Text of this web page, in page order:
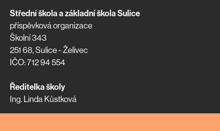
Střední škola a základní škola Sulice
příspěvková organizace
Školní 343
251 68, Sulice - Želivec
IČO: 712 94 554
Ředitelka školy
Ing. Linda Kůstková